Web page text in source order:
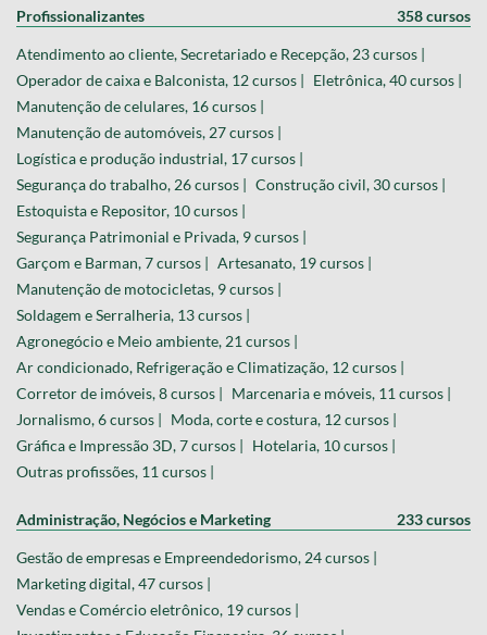
Profissionalizantes 358 cursos
Atendimento ao cliente, Secretariado e Recepção, 23 cursos |
Operador de caixa e Balconista, 12 cursos | Eletrônica, 40 cursos |
Manutenção de celulares, 16 cursos |
Manutenção de automóveis, 27 cursos |
Logística e produção industrial, 17 cursos |
Segurança do trabalho, 26 cursos | Construção civil, 30 cursos |
Estoquista e Repositor, 10 cursos |
Segurança Patrimonial e Privada, 9 cursos |
Garçom e Barman, 7 cursos | Artesanato, 19 cursos |
Manutenção de motocicletas, 9 cursos |
Soldagem e Serralheria, 13 cursos |
Agronegócio e Meio ambiente, 21 cursos |
Ar condicionado, Refrigeração e Climatização, 12 cursos |
Corretor de imóveis, 8 cursos | Marcenaria e móveis, 11 cursos |
Jornalismo, 6 cursos | Moda, corte e costura, 12 cursos |
Gráfica e Impressão 3D, 7 cursos | Hotelaria, 10 cursos |
Outras profissões, 11 cursos |
Administração, Negócios e Marketing 233 cursos
Gestão de empresas e Empreendedorismo, 24 cursos |
Marketing digital, 47 cursos |
Vendas e Comércio eletrônico, 19 cursos |